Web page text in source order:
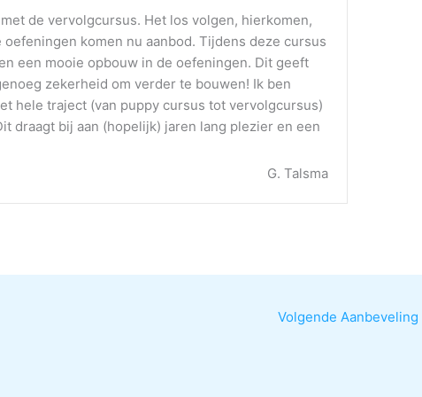
de vervolgcursus. Het los volgen, hierkomen,
komen nu aanbod. Tijdens deze cursus
een mooie opbouw in de oefeningen. Dit geeft
zekerheid om verder te bouwen! Ik ben
hele traject (van puppy cursus tot vervolgcursus)
draagt bij aan (hopelijk) jaren lang plezier en een
G. Talsma
Volgende Aanbeveling